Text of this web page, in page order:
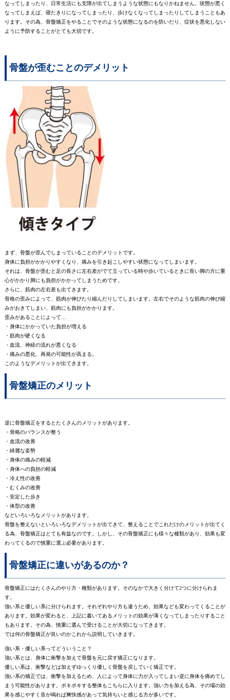
なってしまったり、日常生活にも支障が出てしまうような状態にもなりかねません。状態が悪く
なってしまえば、寝たきりになってしまったり、歩けなくなってしまったりしてしまうこともあ
ります。その為、骨盤矯正をやることでそのような状態になるのを防いだり、症状を悪化しない
ように予防することがとても大切です。
骨盤が歪むことのデメリット
まず、骨盤が歪んでしまっていることのデメリットです。
身体に負担がかかりやすくなり、痛みを引き起こしやすい状態になってしまいます。
それは、骨盤が歪むと足の長さに左右差がでて立っている時や歩いているときに長い脚の方に重
心がかかり脚にも負担がかかってしまうためです。
さらに、筋肉の左右差も出てきます。
骨格の歪みによって、筋肉が伸びたり縮んだりしてしまいます。左右でそのような筋肉の伸び縮
みがおきてしまい、筋肉にも負担がかかります。
歪みがあることによって…
・身体にかかっていた負担が増える
・筋肉が硬くなる
・血流、神経の流れが悪くなる
・痛みの悪化、再発の可能性が高まる。
このようなデメリットが出てきます。
骨盤矯正のメリット
逆に骨盤矯正をするとたくさんのメリットがあります。
・骨格のバランスが整う
・血流の改善
・綺麗な姿勢
・身体の痛みの軽減
・身体への負担の軽減
・冷え性の改善
・むくみの改善
・安定した歩き
・体型の改善
などいろいろなメリットがあります。
骨盤を整えないといろいろなデメリットが出てきて、整えることでこれだけのメリットが出てく
る為、骨盤矯正はとても有益なのです。しかし、その骨盤矯正にも様々な種類があり、効果も変
わってくるので慎重に選ぶ必要があります。
骨盤矯正に違いがあるのか？
骨盤矯正にはたくさんのやり方・種類があります。そのなかで大きく分けて2つに分けられま
す。
強い系と優しい系に分けられます。それぞれやり方も違うため、効果なども変わってくることが
あります。効果が変わると、上記に書いてあるメリットの効果が薄くなってしまったりすること
もあります。その為、慎重に選んで受けることが大切になってきます。
では何の骨盤矯正が良いのかこれから説明していきます。
強い系・優しい系ってどういうこと？
強い系とは、身体に衝撃を加えて骨盤を元に戻す矯正になります。
優しい系は、衝撃などは加えずゆっくり優しく骨盤を戻していく矯正です。
強い系の矯正では、衝撃を加えるため、人によって身体に力が入ってしまい逆に身体を痛めてし
まう可能性があります。ボキボキする整体もこちらに入ります。強い力を加える為、その場の効
果を感じやすく音が鳴れば爽快感があって気持ちいと感じる方が多いです。